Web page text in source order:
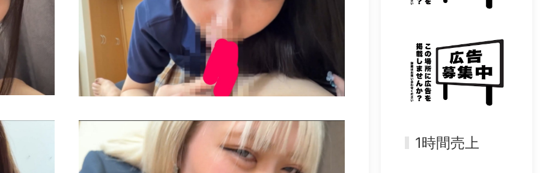
1時間売上